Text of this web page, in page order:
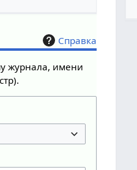
Справка
журнала, имени